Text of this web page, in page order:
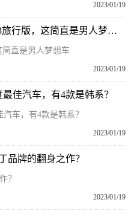
2023/01/19
速递！新加坡车展直击宝马M3旅行版，这简直是男人梦想车
直是男人梦想车
2023/01/19
佳汽车，有4款是韩系？
汽车，有4款是韩系？
2023/01/19
品牌的翻身之作？
？
2023/01/19